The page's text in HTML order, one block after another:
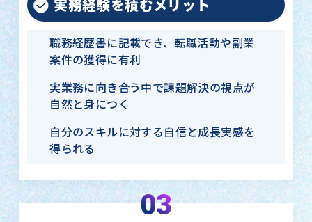
実務経験を積むメリット
職務経歴書に記載でき、転職活動や副業
案件の獲得に有利
実業務に向き合う中で課題解決の視点が
自然と身につく
自分のスキルに対する自信と成長実感を
得られる
03